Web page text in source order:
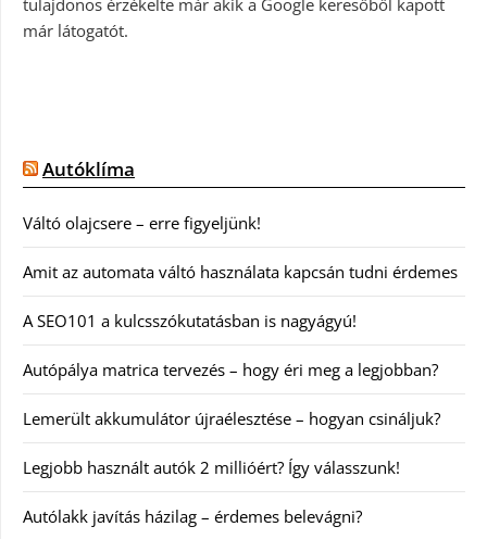
már látogatót.
Autóklíma
Váltó olajcsere – erre figyeljünk!
Amit az automata váltó használata kapcsán tudni érdemes
A SEO101 a kulcsszókutatásban is nagyágyú!
Autópálya matrica tervezés – hogy éri meg a legjobban?
Lemerült akkumulátor újraélesztése – hogyan csináljuk?
Legjobb használt autók 2 millióért? Így válasszunk!
Autólakk javítás házilag – érdemes belevágni?